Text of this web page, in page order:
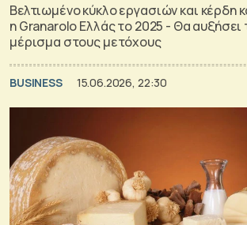
Βελτιωμένο κύκλο εργασιών και κέρδη
η Granarolo Ελλάς το 2025 - Θα αυξήσει
μέρισμα στους μετόχους
BUSINESS 15.06.2026, 22:30